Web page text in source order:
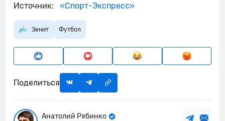
Источник: «Спорт-Экспресс»
Зенит Футбол
Поделиться
Анатолий Рябинко